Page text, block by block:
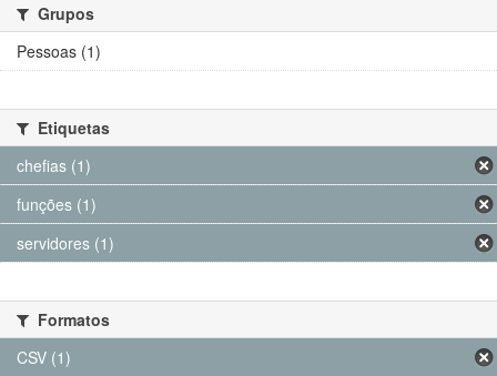
Grupos
Pessoas (1)
Etiquetas
chefias (1)
funções (1)
servidores (1)
Formatos
CSV (1)